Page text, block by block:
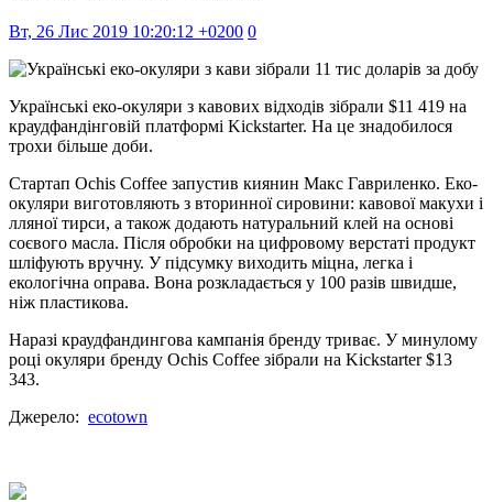
Вт, 26 Лис 2019 10:20:12 +0200 0
Українські еко-окуляри з кавових відходів зібрали $11 419 на
краудфандінговій платформі Kickstarter. На це знадобилося
трохи більше доби.
Стартап Ochis Coffee запустив киянин Макс Гавриленко. Еко-
окуляри виготовляють з вторинної сировини: кавової макухи і
лляної тирси, а також додають натуральний клей на основі
соєвого масла. Після обробки на цифровому верстаті продукт
шліфують вручну. У підсумку виходить міцна, легка і
екологічна оправа. Вона розкладається у 100 разів швидше,
ніж пластикова.
Наразі краудфандингова кампанія бренду триває. У минулому
році окуляри бренду Ochis Coffee зібрали на Kickstarter $13
343.
Джерело: ecotown